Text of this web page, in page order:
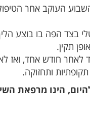
העוקב אחר
תקין.
לאחר חודש אחד,
ותחזוקה.
הינו מרפאת